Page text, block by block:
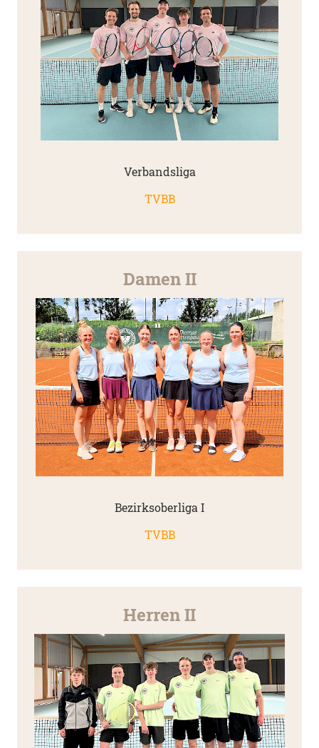
Verbandsliga
TVBB
Damen II
Bezirksoberliga I
TVBB
Herren II